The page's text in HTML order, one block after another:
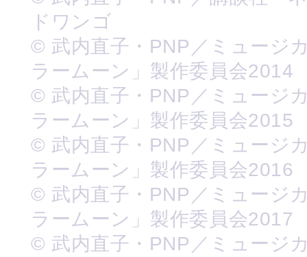
ドワンゴ
© 武内直子・PNP／ミュージ
ラームーン」製作委員会2014
© 武内直子・PNP／ミュージ
ラームーン」製作委員会2015
© 武内直子・PNP／ミュージ
ラームーン」製作委員会2016
© 武内直子・PNP／ミュージ
ラームーン」製作委員会2017
© 武内直子・PNP／ミュージ